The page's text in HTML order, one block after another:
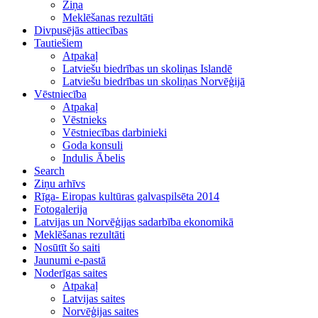
Ziņa
Meklēšanas rezultāti
Divpusējās attiecības
Tautiešiem
Atpakaļ
Latviešu biedrības un skoliņas Islandē
Latviešu biedrības un skoliņas Norvēģijā
Vēstniecība
Atpakaļ
Vēstnieks
Vēstniecības darbinieki
Goda konsuli
Indulis Ābelis
Search
Ziņu arhīvs
Rīga- Eiropas kultūras galvaspilsēta 2014
Fotogalerija
Latvijas un Norvēģijas sadarbība ekonomikā
Meklēšanas rezultāti
Nosūtīt šo saiti
Jaunumi e-pastā
Noderīgas saites
Atpakaļ
Latvijas saites
Norvēģijas saites